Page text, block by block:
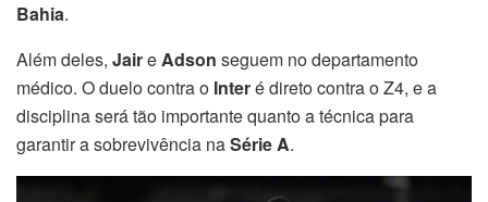
Bahia.
Além deles, JaireAdson seguem no departamento
médico. O duelo contra o Interé direto contra o Z4, e a
disciplina será tão importante quanto a técnica para
garantir a sobrevivência naSérie A.